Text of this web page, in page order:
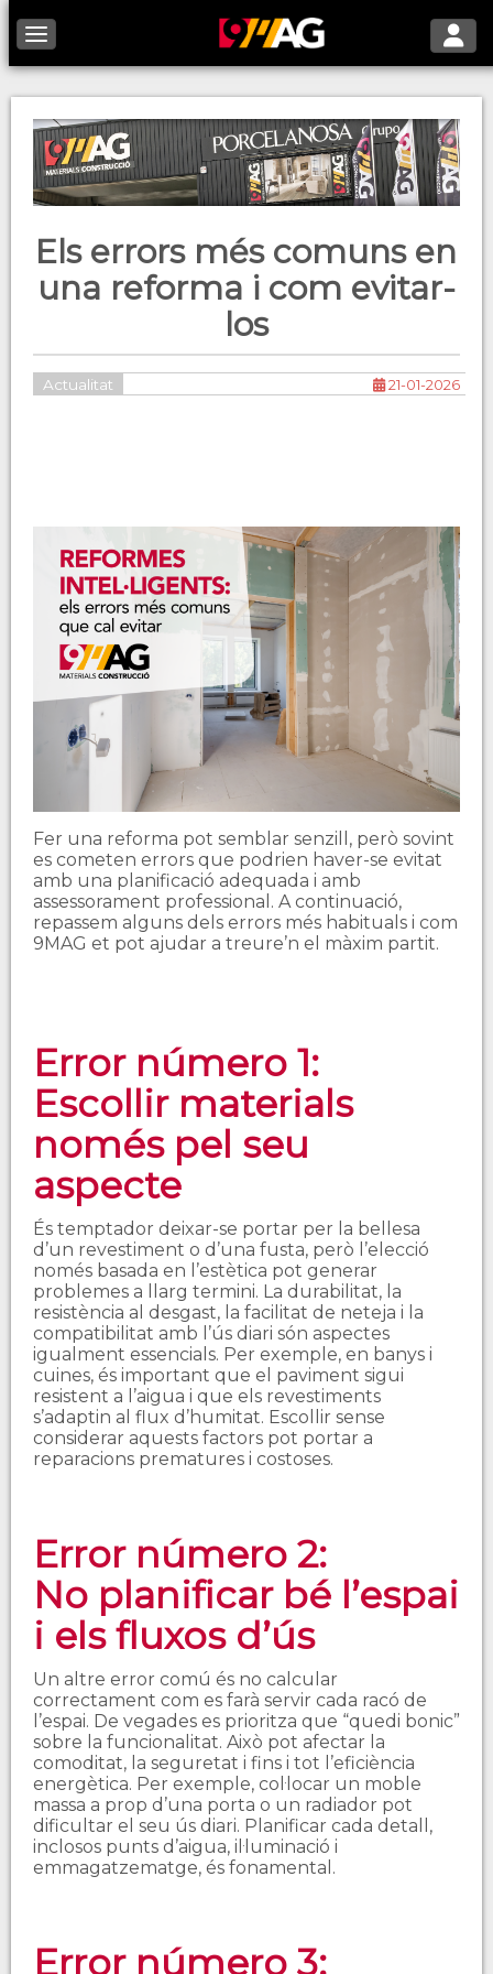
Toggle navigation
Els errors més comuns en
una reforma i com evitar-
los
Actualitat 21-01-2026
Fer una reforma pot semblar senzill, però sovint
es cometen errors que podrien haver-se evitat
amb una planificació adequada i amb
assessorament professional. A continuació,
repassem alguns dels errors més habituals i com
9MAG et pot ajudar a treure’n el màxim partit.
Error número 1:
Escollir materials
només pel seu
aspecte
És temptador deixar-se portar per la bellesa
d’un revestiment o d’una fusta, però l’elecció
només basada en l’estètica pot generar
problemes a llarg termini. La durabilitat, la
resistència al desgast, la facilitat de neteja i la
compatibilitat amb l’ús diari són aspectes
igualment essencials. Per exemple, en banys i
cuines, és important que el paviment sigui
resistent a l’aigua i que els revestiments
s’adaptin al flux d’humitat. Escollir sense
considerar aquests factors pot portar a
reparacions prematures i costoses.
Error número 2:
No planificar bé l’espai
i els fluxos d’ús
Un altre error comú és no calcular
correctament com es farà servir cada racó de
l’espai. De vegades es prioritza que “quedi bonic”
sobre la funcionalitat. Això pot afectar la
comoditat, la seguretat i fins i tot l’eficiència
energètica. Per exemple, col·locar un moble
massa a prop d’una porta o un radiador pot
dificultar el seu ús diari. Planificar cada detall,
inclosos punts d’aigua, il·luminació i
emmagatzematge, és fonamental.
Error número 3: